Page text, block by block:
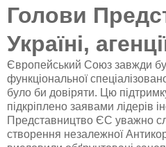
Голови
Україні,
Європейський Союз завжди
функціональної
було би довіряти. Цю
підкріплено заявами лідерів
Представництво ЄС уважно
створення незалежної